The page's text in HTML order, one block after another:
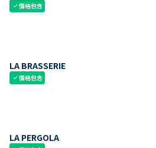
check價格包含
LA BRASSERIE
check價格包含
LA PERGOLA